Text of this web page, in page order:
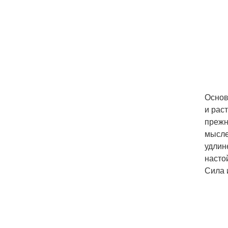
и
Сила